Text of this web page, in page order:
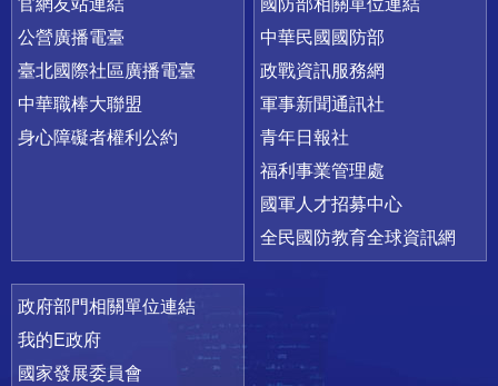
公營廣播電臺
臺北國際社區廣播電臺
中華職棒大聯盟
身心障礙者權利公約
中華民國國防部
政戰資訊服務網
軍事新聞通訊社
青年日報社
福利事業管理處
國軍人才招募中心
全民國防教育全球資訊網
政府部門相關單位連結
我的E政府
國家發展委員會